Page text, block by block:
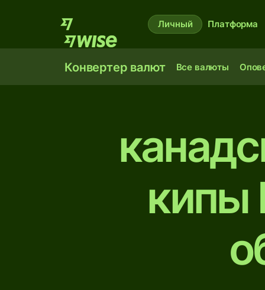
Личный Платформа
Конвертер валют Все валюты
кипы